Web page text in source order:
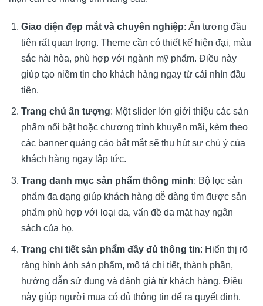
Giao diện đẹp mắt và chuyên nghiệp: Ấn tượng đầu
tiên rất quan trọng. Theme cần có thiết kế hiện đại, màu
sắc hài hòa, phù hợp với ngành mỹ phẩm. Điều này
giúp tạo niềm tin cho khách hàng ngay từ cái nhìn đầu
tiên.
Trang chủ ấn tượng: Một slider lớn giới thiệu các sản
phẩm nổi bật hoặc chương trình khuyến mãi, kèm theo
các banner quảng cáo bắt mắt sẽ thu hút sự chú ý của
khách hàng ngay lập tức.
Trang danh mục sản phẩm thông minh: Bộ lọc sản
phẩm đa dạng giúp khách hàng dễ dàng tìm được sản
phẩm phù hợp với loại da, vấn đề da mặt hay ngân
sách của họ.
Trang chi tiết sản phẩm đầy đủ thông tin: Hiển thị rõ
ràng hình ảnh sản phẩm, mô tả chi tiết, thành phần,
hướng dẫn sử dụng và đánh giá từ khách hàng. Điều
này giúp người mua có đủ thông tin để ra quyết định.